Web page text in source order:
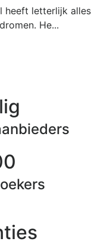
heeft letterlijk alles
He...